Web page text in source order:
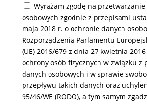
Wyrażam zgodę na
osobowych zgodnie z przepisami
maja 2018 r. o ochronie danych
Rozporządzenia Parlamentu
(UE) 2016/679 z dnia 27 kwietnia
ochrony osób fizycznych w związku z
danych osobowych i w sprawie
przepływu takich danych oraz
95/46/WE (RODO), a tym samym